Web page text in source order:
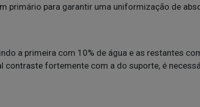
primário para garantir uma uniformização de
a primeira com 10% de água e as restantes
contraste fortemente com a do suporte, é